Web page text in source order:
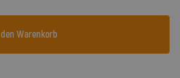
Warenkorb